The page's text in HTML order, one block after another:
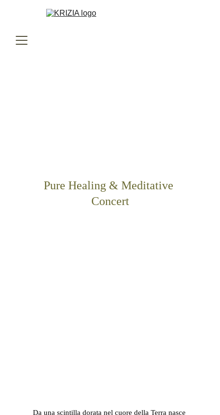
Da una scintilla dorata nel cuore della Terra nasce
Pure Healing & Meditative
Concert